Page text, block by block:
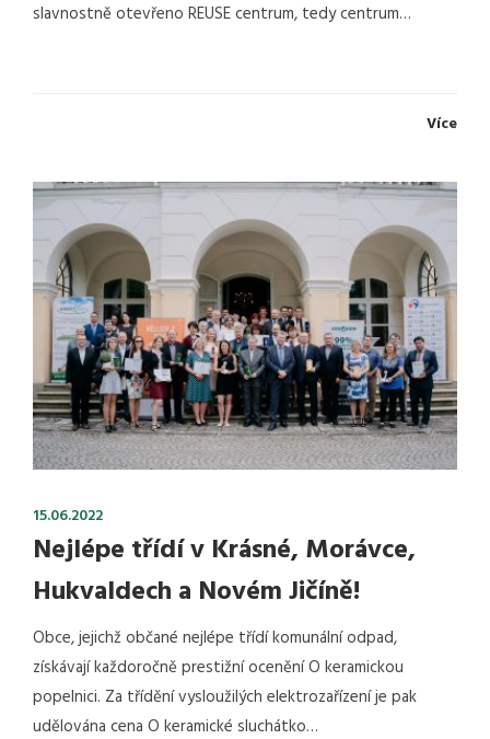
slavnostně otevřeno REUSE centrum, tedy centrum…
Více
15.06.2022
Nejlépe třídí v Krásné, Morávce,
Hukvaldech a Novém Jičíně!
Obce, jejichž občané nejlépe třídí komunální odpad,
získávají každoročně prestižní ocenění O keramickou
popelnici. Za třídění vysloužilých elektrozařízení je pak
udělována cena O keramické sluchátko…